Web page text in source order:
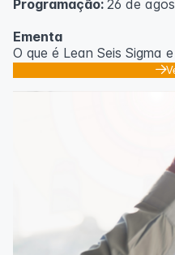
Programação: 26 de
Ementa
O que é Lean Seis Sigma
eficientes do mundo usam;
Introdução ao DMAIC: o
Ferramentas essenciais:
Casos práticos de
administrativos e
Próximos passos na